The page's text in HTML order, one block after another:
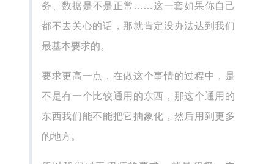
务、数据是不是正常……这一套如果你自己
都不去关心的话，那就肯定没办法达到我们
最基本要求的。
要求更高一点，在做这个事情的过程中，是
不是有一个比较通用的东西，那这个通用的
东西我们能不能把它抽象化，然后用到更多
的地方。